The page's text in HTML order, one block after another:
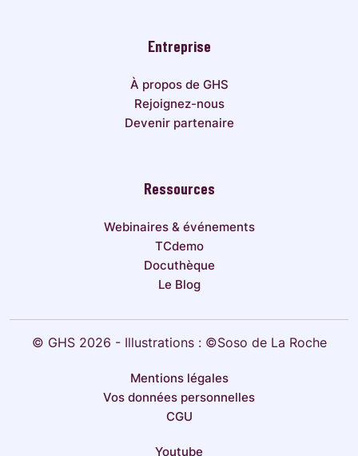
Entreprise
À propos de GHS
Rejoignez-nous
Devenir partenaire
Ressources
Webinaires & événements
TCdemo
Docuthèque
Le Blog
© GHS 2026 - Illustrations : ©Soso de La Roche
Mentions légales
Vos données personnelles
CGU
Youtube